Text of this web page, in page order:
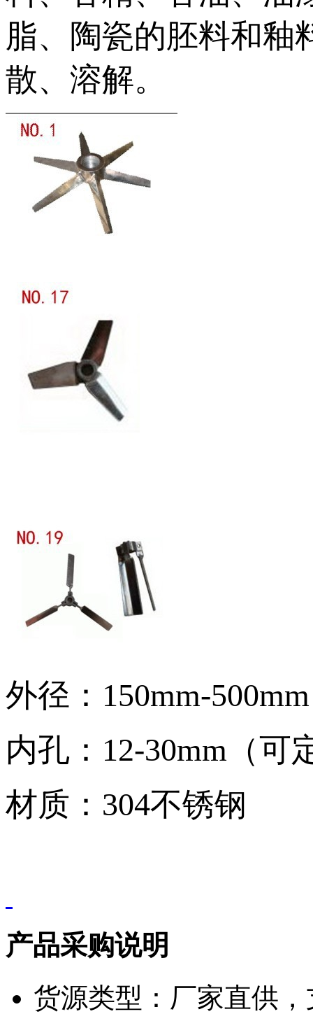
脂、陶瓷的胚料和釉
散、溶解。
外径：150mm-500mm
内孔：12-30mm（可
材质：304不锈钢
产品采购说明
货源类型：厂家直供